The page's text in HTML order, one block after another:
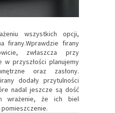
wszystkich opcji,
firany.Wprawdzie firany
zwłaszcza przy
w przyszłości planujemy
oraz zasłony.
dodały przytulności
nadal jeszcze są dość
wrażenie, że ich biel